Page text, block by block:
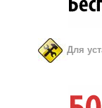
Для